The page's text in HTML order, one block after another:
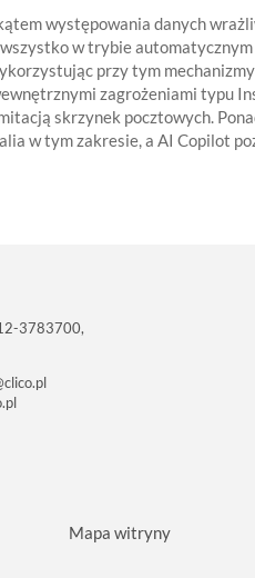
występowania danych
w trybie
przy tym
zagrożeniami typu
skrzynek pocztowych.
w tym zakresie, a AI Copilot
3783700,
Mapa witryny